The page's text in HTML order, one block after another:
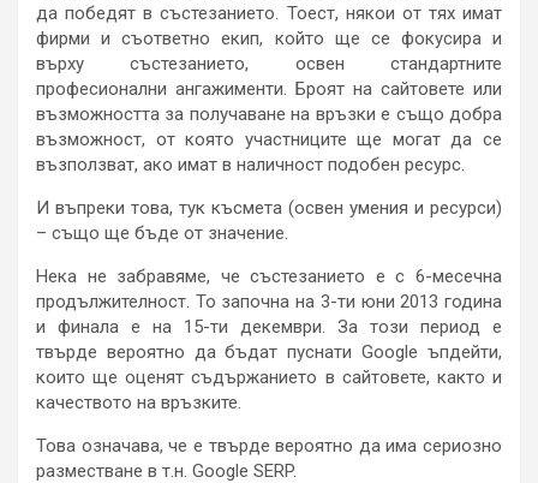
да победят в състезанието. Тоест, някои от тях имат
фирми и съответно екип, който ще се фокусира и
върху състезанието, освен стандартните
професионални ангажименти. Броят на сайтовете или
възможността за получаване на връзки е също добра
възможност, от която участниците ще могат да се
възползват, ако имат в наличност подобен ресурс.
И въпреки това, тук късмета (освен умения и ресурси)
– също ще бъде от значение.
Нека не забравяме, че състезанието е с 6-месечна
продължителност. То започна на 3-ти юни 2013 година
и финала е на 15-ти декември. За този период е
твърде вероятно да бъдат пуснати Google ъпдейти,
които ще оценят съдържанието в сайтовете, както и
качеството на връзките.
Това означава, че е твърде вероятно да има сериозно
разместване в т.н. Google SERP.